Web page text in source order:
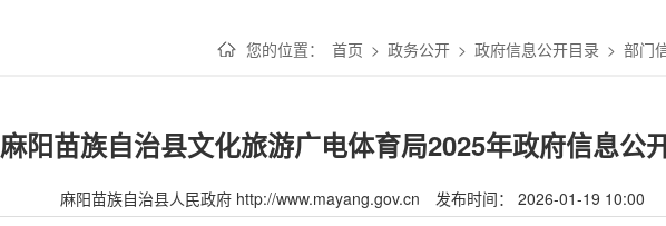
您的位置： 首页 > 政务公开 > 政府信息公开目录 > 部门
麻阳苗族自治县文化旅游广电体育局2025年政府信息公
麻阳苗族自治县人民政府 http://www.mayang.gov.cn 发布时间： 2026-01-19 10:00